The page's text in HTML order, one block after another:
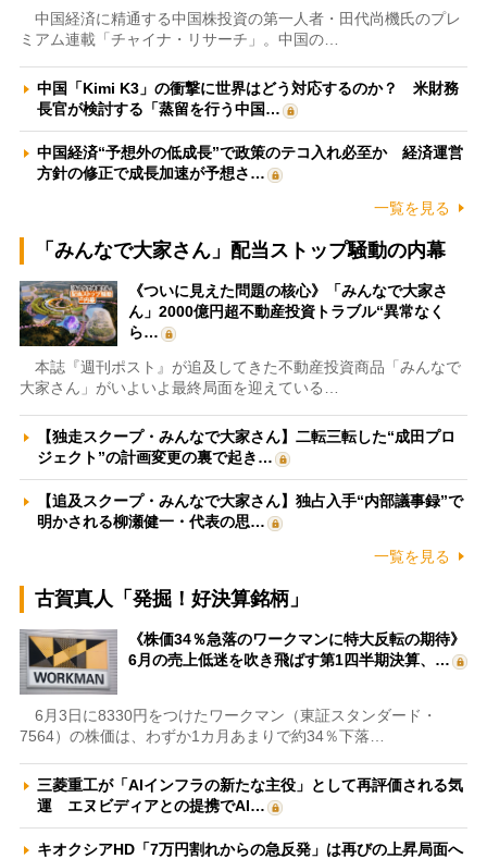
中国経済に精通する中国株投資の第一人者・田代尚機氏のプレ
ミアム連載「チャイナ・リサーチ」。中国の…
中国「Kimi K3」の衝撃に世界はどう対応するのか？ 米財務
長官が検討する「蒸留を行う中国…
中国経済“予想外の低成長”で政策のテコ入れ必至か 経済運営
方針の修正で成長加速が予想さ…
一覧を見る
「みんなで大家さん」配当ストップ騒動の内幕
《ついに見えた問題の核心》「みんなで大家さ
ん」2000億円超不動産投資トラブル“異常なく
ら…
本誌『週刊ポスト』が追及してきた不動産投資商品「みんなで
大家さん」がいよいよ最終局面を迎えている…
【独走スクープ・みんなで大家さん】二転三転した“成田プロ
ジェクト”の計画変更の裏で起き…
【追及スクープ・みんなで大家さん】独占入手“内部議事録”で
明かされる柳瀬健一・代表の思…
一覧を見る
古賀真人「発掘！好決算銘柄」
《株価34％急落のワークマンに特大反転の期待》
6月の売上低迷を吹き飛ばす第1四半期決算、…
6月3日に8330円をつけたワークマン（東証スタンダード・
7564）の株価は、わずか1カ月あまりで約34％下落…
三菱重工が「AIインフラの新たな主役」として再評価される気
運 エヌビディアとの提携でAI…
キオクシアHD「7万円割れからの急反発」は再びの上昇局面へ